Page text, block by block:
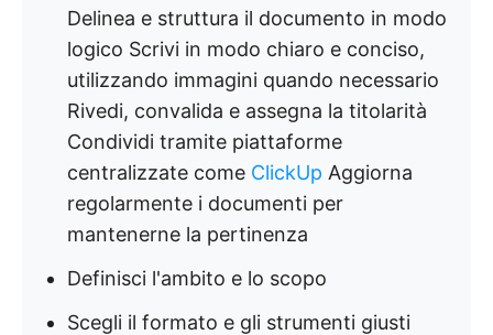
Delinea e struttura il documento in modo
logico Scrivi in modo chiaro e conciso,
utilizzando immagini quando necessario
Rivedi, convalida e assegna la titolarità
Condividi tramite piattaforme
centralizzate come ClickUp Aggiorna
regolarmente i documenti per
mantenerne la pertinenza
Definisci l'ambito e lo scopo
Scegli il formato e gli strumenti giusti